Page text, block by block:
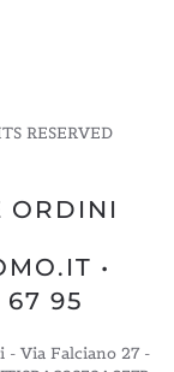
RESERVED
ORDINI
•
67 95
- Via Falciano 27 -